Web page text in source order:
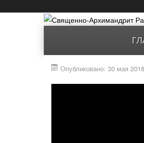
Опубликовано: 30 мая 2018